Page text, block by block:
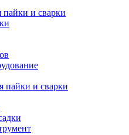
пайки и сварки
пайки и сварки